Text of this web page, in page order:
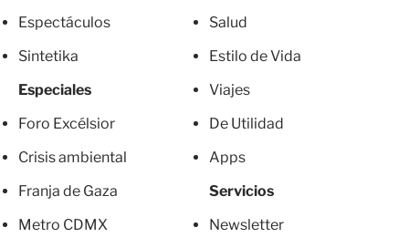
Espectáculos
Sintetika
Especiales
Foro Excélsior
Crisis ambiental
Franja de Gaza
Metro CDMX
Salud
Estilo de Vida
Viajes
De Utilidad
Apps
Servicios
Newsletter